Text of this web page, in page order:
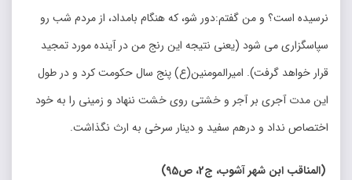
نرسیده است؟ و من گفتم:دور شو، که هنگام بامداد، از مردم شب رو
سپاسگزاری می شود (یعنی نتیجه این رنج من در آینده مورد تمجید
قرار خواهد گرفت). امیرالمومنین(ع) پنج سال حکومت کرد و در طول
این مدت آجری بر آجر و خشتی روی خشت ننهاد و زمینی را به خود
اختصاص نداد و درهم سفید و دینار سرخی به ارث نگذاشت.
(المناقب ابن شهر آشوب، ج2، ص95 )